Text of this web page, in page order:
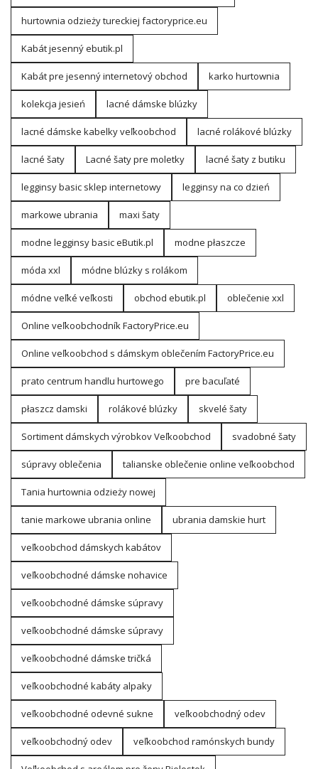
hurtownia odzieży tureckiej factoryprice.eu
Kabát jesenný ebutik.pl
Kabát pre jesenný internetový obchod karko hurtownia
kolekcja jesień lacné dámske blúzky
lacné dámske kabelky veľkoobchod lacné rolákové blúzky
lacné šaty Lacné šaty pre moletky lacné šaty z butiku
legginsy basic sklep internetowy legginsy na co dzień
markowe ubrania maxi šaty
modne legginsy basic eButik.pl modne płaszcze
móda xxl módne blúzky s rolákom
módne veľké veľkosti obchod ebutik.pl oblečenie xxl
Online veľkoobchodník FactoryPrice.eu
Online veľkoobchod s dámskym oblečením FactoryPrice.eu
prato centrum handlu hurtowego pre bacuľaté
płaszcz damski rolákové blúzky skvelé šaty
Sortiment dámskych výrobkov Veľkoobchod svadobné šaty
súpravy oblečenia talianske oblečenie online veľkoobchod
Tania hurtownia odzieży nowej
tanie markowe ubrania online ubrania damskie hurt
veľkoobchod dámskych kabátov
veľkoobchodné dámske nohavice
veľkoobchodné dámske súpravy
veľkoobchodné dámske súpravy
veľkoobchodné dámske tričká
veľkoobchodné kabáty alpaky
veľkoobchodné odevné sukne veľkoobchodný odev
veľkoobchodný odev veľkoobchod ramónskych bundy